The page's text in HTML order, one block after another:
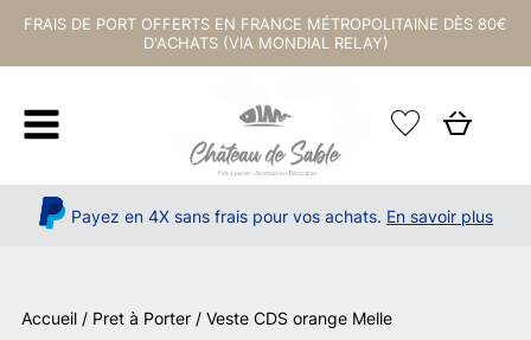
FRAIS DE PORT OFFERTS EN FRANCE MÉTROPOLITAINE DÈS 80€
D'ACHATS (VIA MONDIAL RELAY)
Payez en 4X sans frais pour vos achats. En savoir plus
Accueil / Pret à Porter / Veste CDS orange Melle